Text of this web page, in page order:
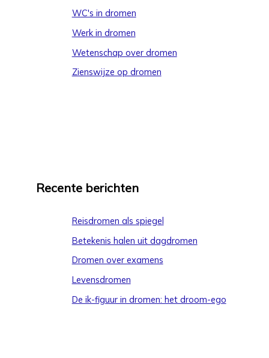
WC's in dromen
Werk in dromen
Wetenschap over dromen
Zienswijze op dromen
Recente berichten
Reisdromen als spiegel
Betekenis halen uit dagdromen
Dromen over examens
Levensdromen
De ik-figuur in dromen: het droom-ego